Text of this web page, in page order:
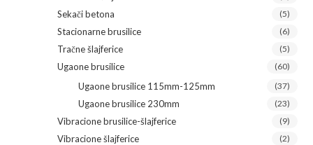
Sekači betona (5)
Stacionarne brusilice (6)
Tračne šlajferice (5)
Ugaone brusilice (60)
Ugaone brusilice 115mm-125mm (37)
Ugaone brusilice 230mm (23)
Vibracione brusilice-šlajferice (9)
Vibracione šlajferice (2)